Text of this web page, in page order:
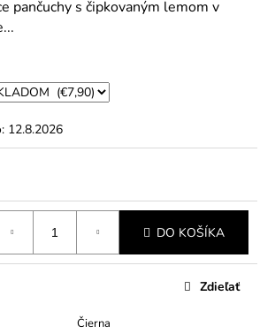
pančuchy s čipkovaným lemom v
12.8.2026
DO KOŠÍKA
Čierna
Zdieľať